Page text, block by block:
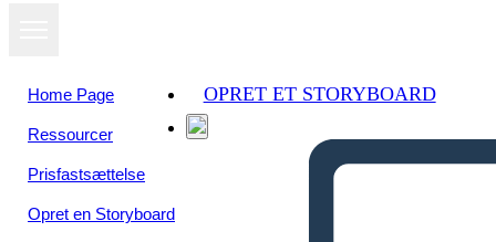
Home Page
Ressourcer
Prisfastsættelse
Opret en Storyboard
OPRET ET STORYBOARD